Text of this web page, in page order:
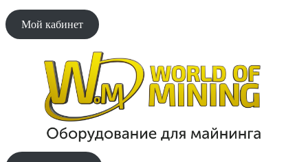
Мой кабинет